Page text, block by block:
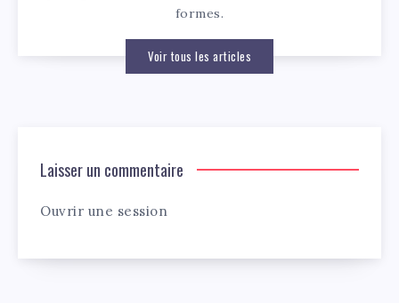
formes.
Voir tous les articles
Laisser un commentaire
Ouvrir une session